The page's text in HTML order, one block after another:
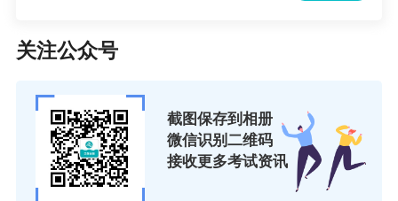
一个业务部门，能否成为一个探索方向呢？
从综合效益看，风险管理公司“回归”理论上能够促
进期货公司的客户资源与风险管理业务更充分地
对接，可能会给期货公司的风险管理业务长期发
关注公众号
截图保存到相册
微信识别二维码
接收更多考试资讯